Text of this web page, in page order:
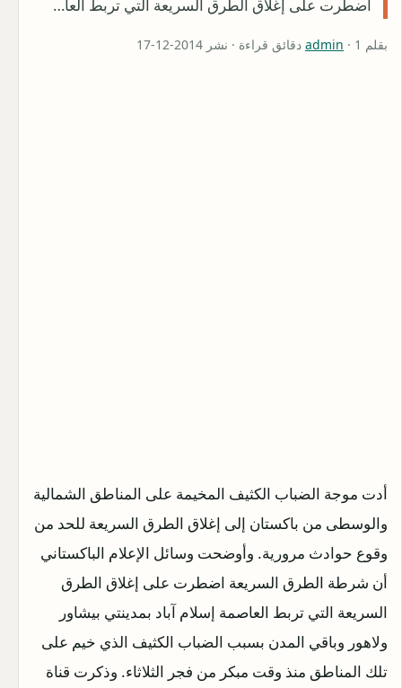
اضطرت على إغلاق الطرق السريعة التي تربط العا…
بقلم admin · 1 دقائق قراءة · نشر 2014-12-17
أدت موجة الضباب الكثيف المخيمة على المناطق الشمالية
والوسطى من باكستان إلى إغلاق الطرق السريعة للحد من
وقوع حوادث مرورية. وأوضحت وسائل الإعلام الباكستاني
أن شرطة الطرق السريعة اضطرت على إغلاق الطرق
السريعة التي تربط العاصمة إسلام آباد بمدينتي بيشاور
ولاهور وباقي المدن بسبب الضباب الكثيف الذي خيم على
تلك المناطق منذ وقت مبكر من فجر الثلاثاء. وذكرت قناة